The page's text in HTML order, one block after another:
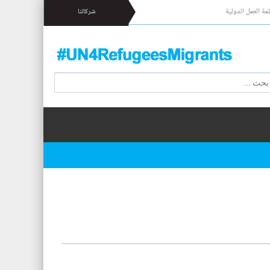
العمل الدولية شركائنا